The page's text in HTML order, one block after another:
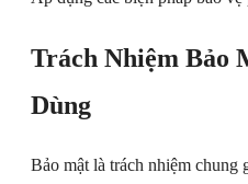
Trách Nhiệm Bảo
Dùng
Bảo mật là trách nhiệm chung